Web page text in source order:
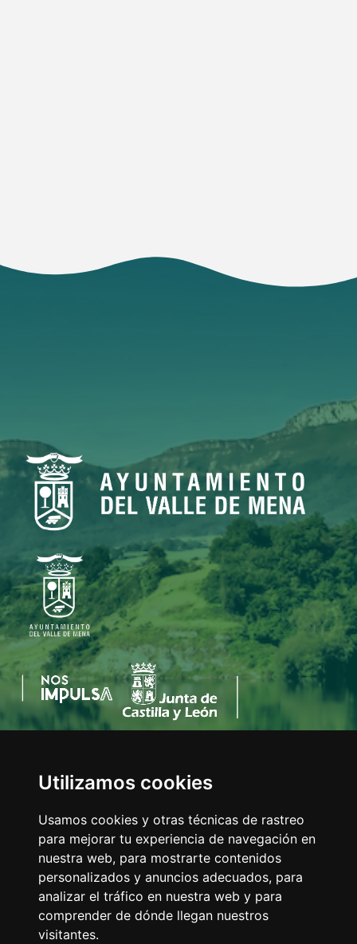
Utilizamos cookies
Usamos cookies y otras técnicas de rastreo
para mejorar tu experiencia de navegación en
nuestra web, para mostrarte contenidos
personalizados y anuncios adecuados, para
analizar el tráfico en nuestra web y para
comprender de dónde llegan nuestros
visitantes.
C/Eladio Bustamante, 1
Tfno:947 126 211
E-mail:info@valledemena.es
MAPA WEB